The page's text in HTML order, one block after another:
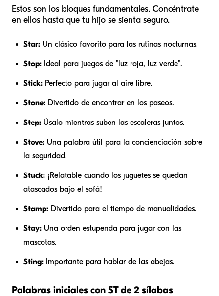
Estos son los bloques fundamentales. Concéntrate
en ellos hasta que tu hijo se sienta seguro.
Star: Un clásico favorito para las rutinas nocturnas.
Stop: Ideal para juegos de "luz roja, luz verde".
Stick: Perfecto para jugar al aire libre.
Stone: Divertido de encontrar en los paseos.
Step: Úsalo mientras suben las escaleras juntos.
Stove: Una palabra útil para la concienciación sobre
la seguridad.
Stuck: ¡Relatable cuando los juguetes se quedan
atascados bajo el sofá!
Stamp: Divertido para el tiempo de manualidades.
Stay: Una orden estupenda para jugar con las
mascotas.
Sting: Importante para hablar de las abejas.
Palabras iniciales con ST de 2 sílabas